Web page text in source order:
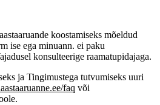
koostamiseks mõeldud
ise ega minuann. ei paku
konsulteerige raamatupidajaga.
ja Tingimustega tutvumiseks uuri
faq või